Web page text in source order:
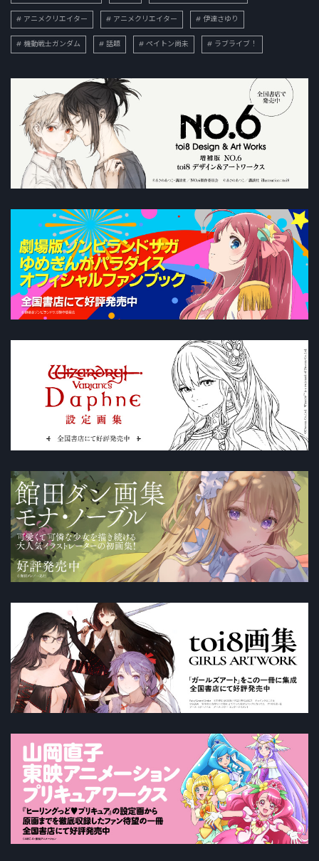
アニメクリエイター アニメクリエイター 伊達さゆり
機動戦士ガンダム 話題 ペイトン尚未 ラブライブ！